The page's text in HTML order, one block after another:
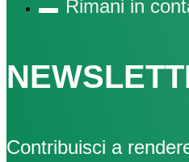
Rimani in
Contribuisci a